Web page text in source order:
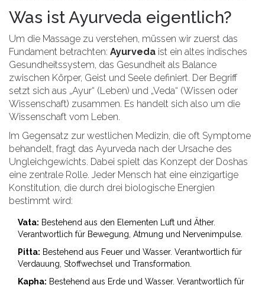
Was ist Ayurveda eigentlich?
Um die Massage zu verstehen, müssen wir zuerst das
Fundament betrachten: Ayurveda ist ein altes indisches
Gesundheitssystem, das Gesundheit als Balance
zwischen Körper, Geist und Seele definiert. Der Begriff
setzt sich aus „Ayur“ (Leben) und „Veda“ (Wissen oder
Wissenschaft) zusammen. Es handelt sich also um die
Wissenschaft vom Leben.
Im Gegensatz zur westlichen Medizin, die oft Symptome
behandelt, fragt das Ayurveda nach der Ursache des
Ungleichgewichts. Dabei spielt das Konzept der Doshas
eine zentrale Rolle. Jeder Mensch hat eine einzigartige
Konstitution, die durch drei biologische Energien
bestimmt wird:
Vata: Bestehend aus den Elementen Luft und Äther.
Verantwortlich für Bewegung, Atmung und Nervenimpulse.
Pitta: Bestehend aus Feuer und Wasser. Verantwortlich für
Verdauung, Stoffwechsel und Transformation.
Kapha: Bestehend aus Erde und Wasser. Verantwortlich für